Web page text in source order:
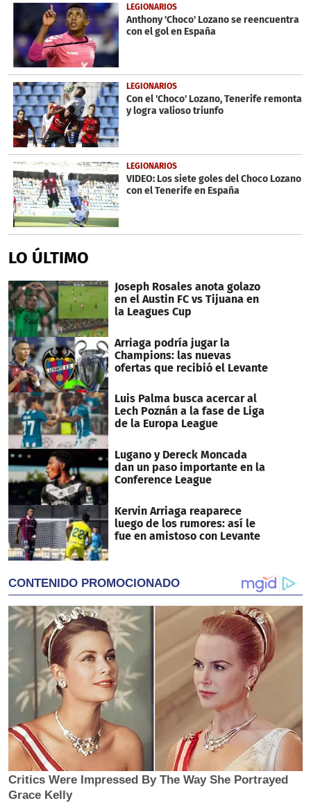
LEGIONARIOS
Anthony 'Choco' Lozano se reencuentra
con el gol en España
LEGIONARIOS
Con el 'Choco' Lozano, Tenerife remonta
y logra valioso triunfo
LEGIONARIOS
VIDEO: Los siete goles del Choco Lozano
con el Tenerife en España
LO ÚLTIMO
Joseph Rosales anota golazo
en el Austin FC vs Tijuana en
la Leagues Cup
Arriaga podría jugar la
Champions: las nuevas
ofertas que recibió el Levante
Luis Palma busca acercar al
Lech Poznán a la fase de Liga
de la Europa League
Lugano y Dereck Moncada
dan un paso importante en la
Conference League
Kervin Arriaga reaparece
luego de los rumores: así le
fue en amistoso con Levante